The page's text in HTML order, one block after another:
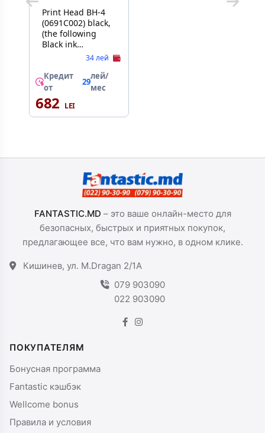
Print Head BH-4
(0691C002) black,
(the following
Black ink
cartridges:GI-
Pixma
G1411/15/16,2411/15/16,3411/15/16
34 лей
Кредит
от
29
лей/
мес
682
FANTASTIC.MD – это ваше онлайн-место для
безопасных, быстрых и приятных покупок,
предлагающее все, что вам нужно, в одном клике.
Кишинев, ул. M.Dragan 2/1A
079 903090
022 903090
ПОКУПАТЕЛЯМ
Бонусная программа
Fantastic кэшбэк
Wellcome bonus
Правила и условия